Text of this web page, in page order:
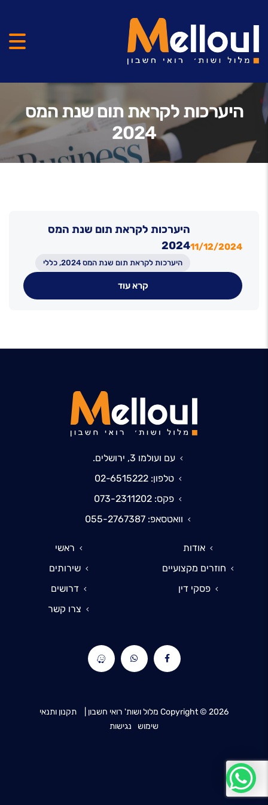
היערכות לקראת תום שנת המס
2024
11/12/2024
היערכות לקראת תום שנת המס
2024
היערכות לקראת תום שנת המס 2024, כללי
קרא עוד
עם ועולמו 3, ירושלים.
טלפון: 02-6515222
פקס: 073-2311202
וואטסאפ: 055-2767387
ראשי
אודות
שירותים
חוזרים מקצועיים
דרושים
פסקי דין
צרו קשר
Copyright © 2026 מלול ושות' רואי חשבון |
תקנון ותנאי
שימוש
נגישות